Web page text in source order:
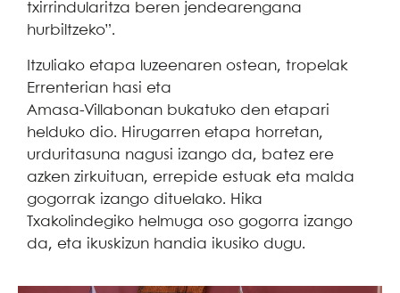
txirrindularitza beren jendearengana
hurbiltzeko”.
Itzuliako etapa luzeenaren ostean, tropelak
Errenterian hasi eta
Amasa-Villabonan bukatuko den etapari
helduko dio. Hirugarren etapa horretan,
urduritasuna nagusi izango da, batez ere
azken zirkuituan, errepide estuak eta malda
gogorrak izango dituelako. Hika
Txakolindegiko helmuga oso gogorra izango
da, eta ikuskizun handia ikusiko dugu.